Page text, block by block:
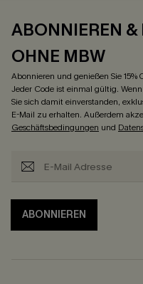
ABONNIEREN &
OHNE MBW
Abonnieren und genießen Sie 15%
Jeder Code ist einmal gültig.
Sie sich damit einverstanden,
E-Mail zu erhalten. Außerdem
Geschäftsbedingungen und
ABONNIEREN